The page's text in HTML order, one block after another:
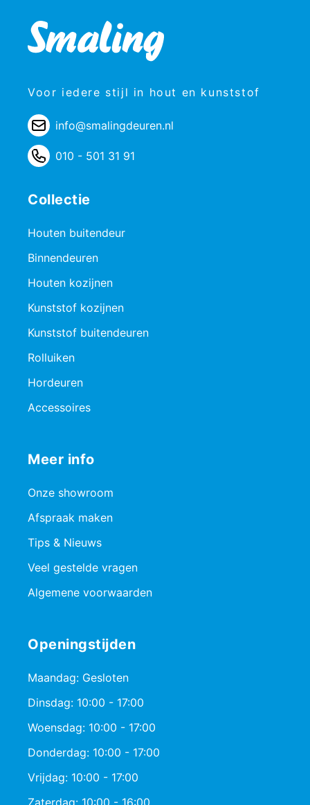
Voor iedere stijl in hout en kunststof
info@smalingdeuren.nl
010 - 501 31 91
Collectie
Houten buitendeur
Binnendeuren
Houten kozijnen
Kunststof kozijnen
Kunststof buitendeuren
Rolluiken
Hordeuren
Accessoires
Meer info
Onze showroom
Afspraak maken
Tips & Nieuws
Veel gestelde vragen
Algemene voorwaarden
Openingstijden
Maandag: Gesloten
Dinsdag: 10:00 - 17:00
Woensdag: 10:00 - 17:00
Donderdag: 10:00 - 17:00
Vrijdag: 10:00 - 17:00